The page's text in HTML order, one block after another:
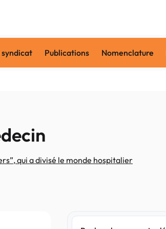
syndicat Publications Nomenclature
qui a divisé le monde hospitalier